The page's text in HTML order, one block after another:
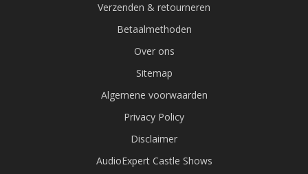
Verzenden & retourneren
Betaalmethoden
Over ons
Sitemap
Algemene voorwaarden
Privacy Policy
Disclaimer
AudioExpert Castle Shows